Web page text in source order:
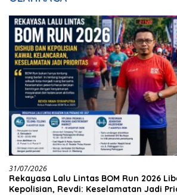
31/07/2026
Rekayasa Lalu Lintas BOM Run 2026
Kepolisian, Revdi: Keselamatan Jadi